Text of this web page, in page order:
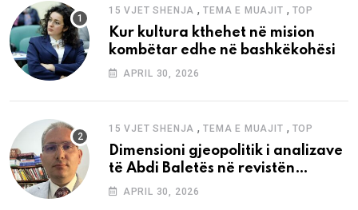
15 VJET SHENJA ,TEMA E MUAJIT , TOP
Kur kultura kthehet në mision
kombëtar edhe në bashkëkohësi
APRIL 30, 2026
15 VJET SHENJA ,TEMA E MUAJIT , TOP
Dimensioni gjeopolitik i analizave
të Abdi Baletës në revistën
“Shenja”
APRIL 30, 2026